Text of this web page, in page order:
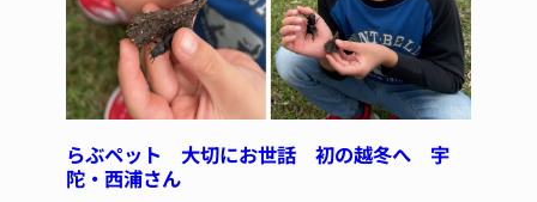
らぶペット 大切にお世話 初の越冬へ 宇
陀・西浦さん